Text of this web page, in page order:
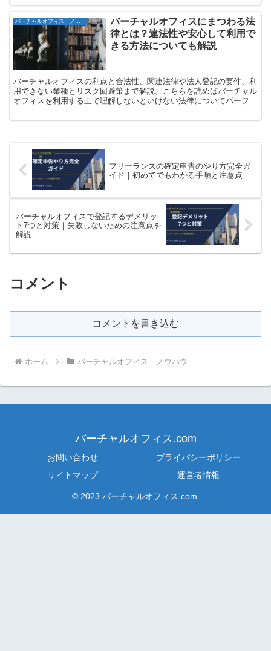
バーチャルオフィス ノウハウ
バーチャルオフィスにまつわる法
律とは？違法性や安心して利用で
きる方法についても解説
バーチャルオフィスの利点と合法性、関連法律や法人登記の要件、利
用できない業種とリスク回避策まで解説。こちらを読めばバーチャル
オフィスを利用する上で理解しないといけない法律についてパーフェ
フリーランスの確定申告のやり方完全ガ
イド｜初めてでもわかる手順と注意点
バーチャルオフィスで登記するデメリッ
ト7つと対策｜失敗しないための注意点を
解説
コメント
コメントを書き込む
ホーム バーチャルオフィス ノウハウ
バーチャルオフィス.com
お問い合わせ
プライバシーポリシー
サイトマップ
運営者情報
© 2023 バーチャルオフィス.com.